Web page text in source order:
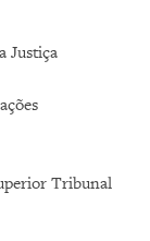
Justiça
Tribunal